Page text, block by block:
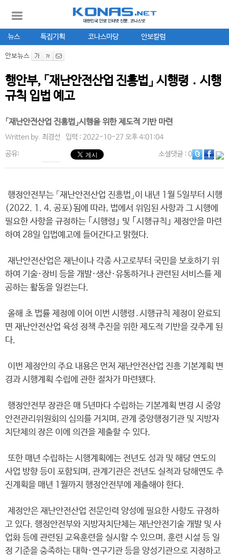
뉴스 특집기획 코나스마당 안보칼럼
안보뉴스
행안부, 「재난안전산업 진흥법」 시행령 ․ 시행
규칙 입법 예고
「재난안전산업 진흥법」시행을 위한 제도적 기반 마련
Written by. 최경선 입력 : 2022-10-27 오후 4:01:04
공유: 소셜댓글: 0
행정안전부는 「재난안전산업 진흥법」이 내년 1월 5일부터 시행
(2022. 1. 4. 공포)됨에 따라, 법에서 위임된 사항과 그 시행에
필요한 사항을 규정하는 ｢시행령｣ 및 ｢시행규칙｣ 제정안을 마련
하여 28일 입법예고에 들어간다고 밝혔다.
재난안전산업은 재난이나 각종 사고로부터 국민을 보호하기 위
하여 기술·장비 등을 개발·생산·유통하거나 관련된 서비스를 제
공하는 활동을 일컫는다.
올해 초 법률 제정에 이어 이번 시행령․시행규칙 제정이 완료되
면 재난안전산업 육성 정책 추진을 위한 제도적 기반을 갖추게 된
다.
이번 제정안의 주요 내용은 먼저 재난안전산업 진흥 기본계획 변
경과 시행계획 수립에 관한 절차가 마련됐다.
행정안전부 장관은 매 5년마다 수립하는 기본계획 변경 시 중앙
안전관리위원회의 심의를 거치며, 관계 중앙행정기관 및 지방자
치단체의 장은 이에 의견을 제출할 수 있다.
또한 매년 수립하는 시행계획에는 전년도 성과 및 해당 연도의
사업 방향 등이 포함되며, 관계기관은 전년도 실적과 당해연도 추
진계획을 매년 1월까지 행정안전부에 제출해야 한다.
제정안은 재난안전산업 전문인력 양성에 필요한 사항도 규정하
고 있다. 행정안전부와 지방자치단체는 재난안전기술 개발 및 사
업화 등에 관련된 교육훈련을 실시할 수 있으며, 훈련 시설 등 일
정 기준을 충족하는 대학·연구기관 등을 양성기관으로 지정하고